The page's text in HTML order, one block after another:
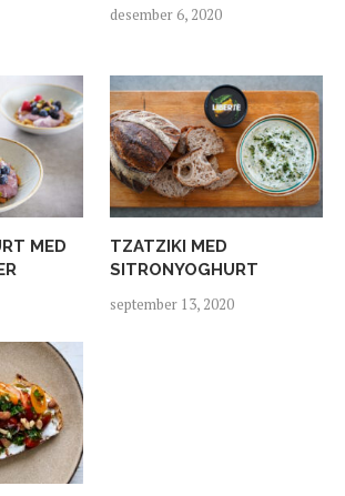
desember 6, 2020
MED
TZATZIKI MED
SITRONYOGHURT
september 13, 2020